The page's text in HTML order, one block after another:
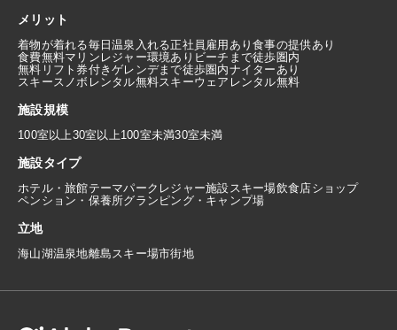
メリット
着物が着れる毎日温泉入れる正社員雇用あり食事の提供あり
食費無料マリンレジャー環境あり ビーチまで徒歩圏内
無料リフト券付きゲレンデまで徒歩圏内ナイターあり
スキースノボレンタル無料スキーウェアレンタル無料
施設規模
100室以上30室以上100室未満30室未満
施設タイプ
ホテル・旅館テーマパーク レジャー施設スキー場飲食店ショップ
ペンション・保養所グランピング・キャンプ場
立地
海山湖温泉地離島スキー場市街地